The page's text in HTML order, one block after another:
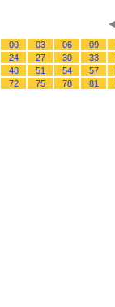
00 03 06 09
24
27 30 33
48
51 54 57
72
75 78 81